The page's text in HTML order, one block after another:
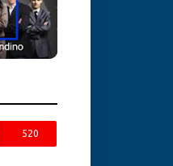
520